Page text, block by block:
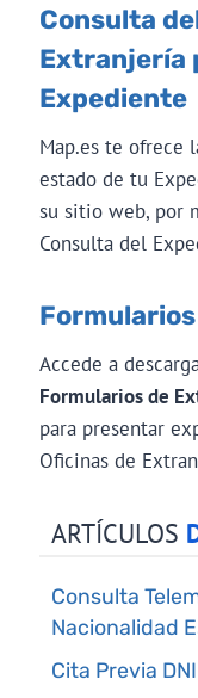
Consulta
Extranjería
Expediente
Map.es te ofrece
estado de tu
su sitio web, por
Consulta del
Accede a
Formularios de
para presentar
Oficinas de
ARTÍCULOS
Consulta
Nacionalidad
Cita Previa DNI